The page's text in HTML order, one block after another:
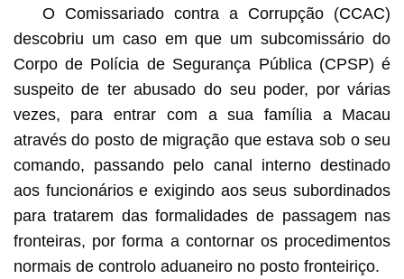
O Comissariado contra a Corrupção (CCAC)
descobriu um caso em que um subcomissário do
Corpo de Polícia de Segurança Pública (CPSP) é
suspeito de ter abusado do seu poder, por várias
vezes, para entrar com a sua família a Macau
através do posto de migração que estava sob o seu
comando, passando pelo canal interno destinado
aos funcionários e exigindo aos seus subordinados
para tratarem das formalidades de passagem nas
fronteiras, por forma a contornar os procedimentos
normais de controlo aduaneiro no posto fronteiriço.